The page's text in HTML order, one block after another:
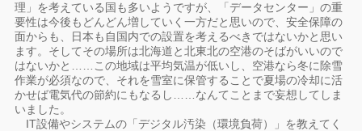
理」を考えている国も多いようですが、「データセンター」の重
要性は今後もどんどん増していく一方だと思いので、安全保障の
面からも、日本も自国内での設置を考えるべきではないかと思い
ます。そしてその場所は北海道と北東北の空港のそばがいいので
はないかと……この地域は平均気温が低いし、空港なら冬に除雪
作業が必須なので、それを雪室に保管することで夏場の冷却に活
かせば電気代の節約にもなるし……なんてことまで妄想してしま
いました。
IT設備やシステムの「デジタル汚染（環境負荷）」を教えてく